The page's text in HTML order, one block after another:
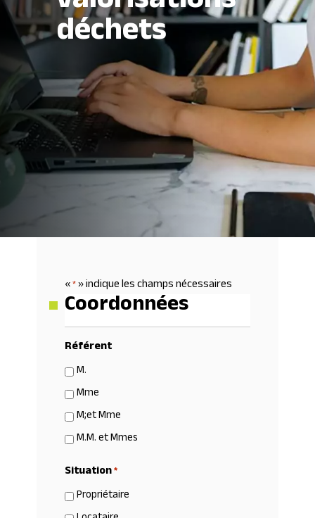
déchets
«*» indique les champs nécessaires
Coordonnées
Référent
M.
Mme
M;et Mme
M.M. et Mmes
Situation*
Propriétaire